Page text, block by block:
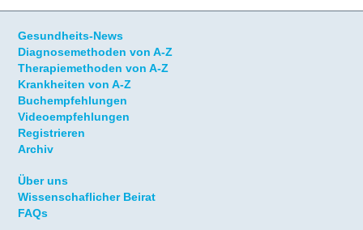
Gesundheits-News
Diagnosemethoden von A-Z
Therapiemethoden von A-Z
Krankheiten von A-Z
Buchempfehlungen
Videoempfehlungen
Registrieren
Archiv
Über uns
Wissenschaflicher Beirat
FAQs